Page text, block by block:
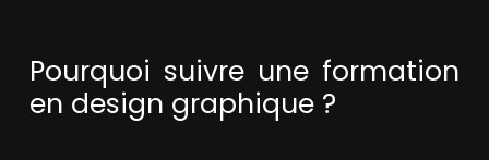
Pourquoi suivre une formation
en design graphique ?